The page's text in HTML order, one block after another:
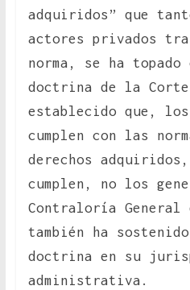
adquiridos” que
actores privados
norma, se ha topado
doctrina de la Corte
establecido que, los
cumplen con las
derechos
cumplen, no los
Contraloría General
también ha
doctrina en su
administrativa.